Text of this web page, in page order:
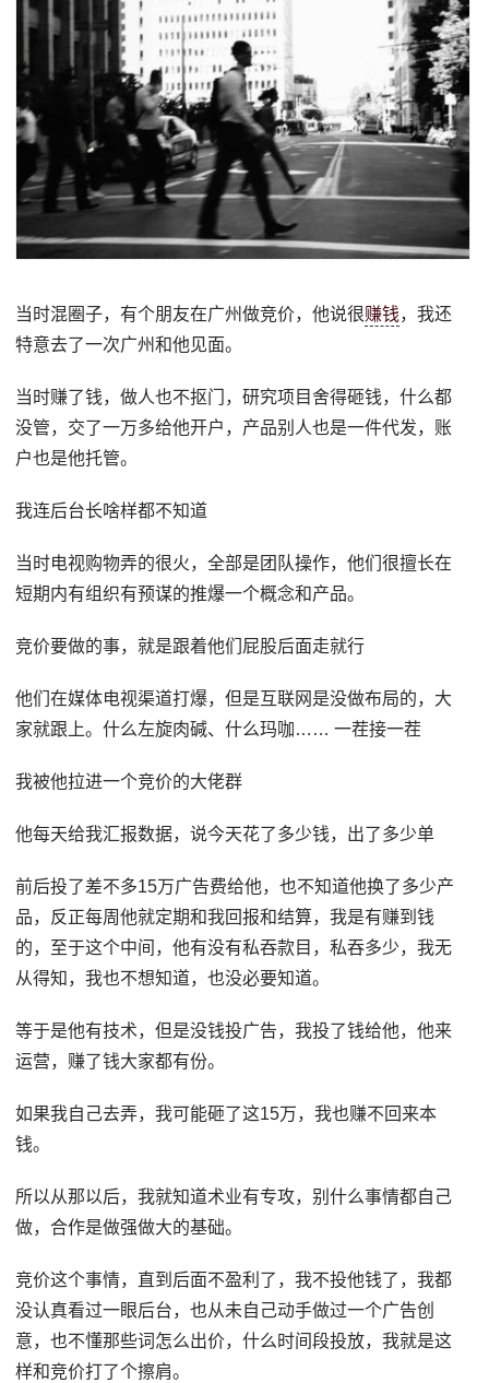
当时混圈子，有个朋友在广州做竞价，他说很赚钱，我还
特意去了一次广州和他见面。
当时赚了钱，做人也不抠门，研究项目舍得砸钱，什么都
没管，交了一万多给他开户，产品别人也是一件代发，账
户也是他托管。
我连后台长啥样都不知道
当时电视购物弄的很火，全部是团队操作，他们很擅长在
短期内有组织有预谋的推爆一个概念和产品。
竞价要做的事，就是跟着他们屁股后面走就行
他们在媒体电视渠道打爆，但是互联网是没做布局的，大
家就跟上。什么左旋肉碱、什么玛咖…… 一茬接一茬
我被他拉进一个竞价的大佬群
他每天给我汇报数据，说今天花了多少钱，出了多少单
前后投了差不多15万广告费给他，也不知道他换了多少产
品，反正每周他就定期和我回报和结算，我是有赚到钱
的，至于这个中间，他有没有私吞款目，私吞多少，我无
从得知，我也不想知道，也没必要知道。
等于是他有技术，但是没钱投广告，我投了钱给他，他来
运营，赚了钱大家都有份。
如果我自己去弄，我可能砸了这15万，我也赚不回来本
钱。
所以从那以后，我就知道术业有专攻，别什么事情都自己
做，合作是做强做大的基础。
竞价这个事情，直到后面不盈利了，我不投他钱了，我都
没认真看过一眼后台，也从未自己动手做过一个广告创
意，也不懂那些词怎么出价，什么时间段投放，我就是这
样和竞价打了个擦肩。